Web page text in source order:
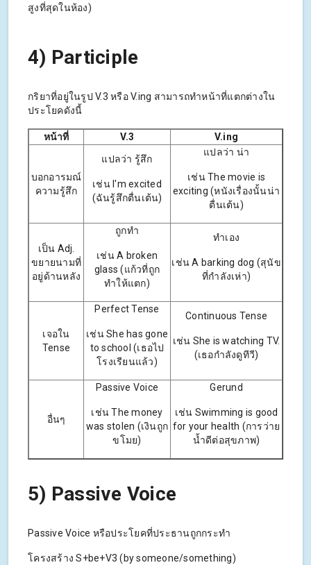
สูงที่สุดในห้อง)
4) Participle
กริยาที่อยู่ในรูป V.3 หรือ V.ing สามารถทำหน้าที่แตกต่างใน
ประโยคดังนี้
หน้าที่ V.3 V.ing
บอกอารมณ์
ความรู้สึก
แปลว่า รู้สึก
เช่น I'm excited
(ฉันรู้สึกตื่นเต้น)
แปลว่า น่า
เช่น The movie is
exciting (หนังเรื่องนั้นน่า
ตื่นเต้น)
เป็น Adj.
ขยายนามที่
อยู่ด้านหลัง
ถูกทำ
เช่น A broken
glass (แก้วที่ถูก
ทำให้แตก)
ทำเอง
เช่น A barking dog (สุนัข
ที่กำลังเห่า)
เจอใน
Tense
Perfect Tense
เช่น She has gone
to school (เธอไป
โรงเรียนแล้ว)
Continuous Tense
เช่น She is watching TV.
(เธอกำลังดูทีวี)
อื่นๆ
Passive Voice
เช่น The money
was stolen (เงินถูก
ขโมย)
Gerund
เช่น Swimming is good
for your health (การว่าย
น้ำดีต่อสุขภาพ)
5) Passive Voice
Passive Voice หรือประโยคที่ประธานถูกกระทำ
โครงสร้าง S+be+V3 (by someone/something)